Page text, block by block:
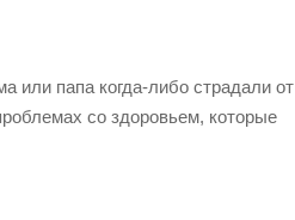
или папа когда-либо страдали от
со здоровьем, которые